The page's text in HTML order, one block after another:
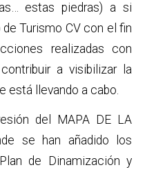
estas piedras) a si
Turismo CV con el fin
realizadas con
a visibilizar la
está llevando a cabo.
del MAPA DE LA
se han añadido los
de Dinamización y